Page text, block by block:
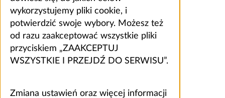
wykorzystujemy pliki cookie, i
potwierdzić swoje wybory. Możesz też
od razu zaakceptować wszystkie pliki
przyciskiem „ZAAKCEPTUJ
WSZYSTKIE I PRZEJDŹ DO SERWISU”.
Zmiana ustawień oraz więcej informacji